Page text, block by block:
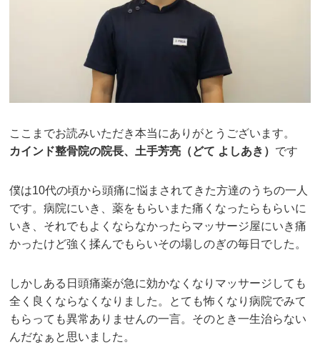
ここまでお読みいただき本当にありがとうございます。
カインド整骨院の院長、土手芳亮（どて よしあき） です
僕は10代の頃から頭痛に悩まされてきた方達のうちの一人
です。病院にいき、薬をもらいまた痛くなったらもらいに
いき、それでもよくならなかったらマッサージ屋にいき痛
かったけど強く揉んでもらいその場しのぎの毎日でした。
しかしある日頭痛薬が急に効かなくなりマッサージしても
全く良くならなくなりました。とても怖くなり病院でみて
もらっても異常ありませんの一言。そのとき一生治らない
んだなぁと思いました。